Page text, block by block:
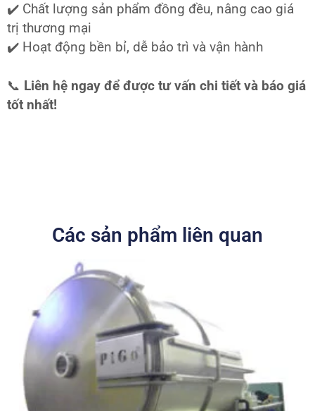
✔️ Chất lượng sản phẩm đồng đều, nâng cao giá
trị thương mại
✔️ Hoạt động bền bỉ, dễ bảo trì và vận hành
📞 Liên hệ ngay để được tư vấn chi tiết và báo giá
tốt nhất!
Các sản phẩm liên quan